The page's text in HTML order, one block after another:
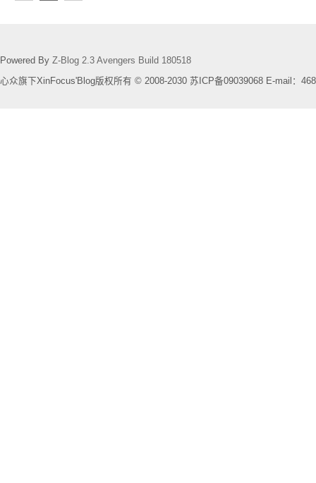
Powered By Z-Blog 2.3 Avengers Build 180518
心众旗下XinFocus'Blog版权所有 © 2008-2030 苏ICP备09039068 E-mail：